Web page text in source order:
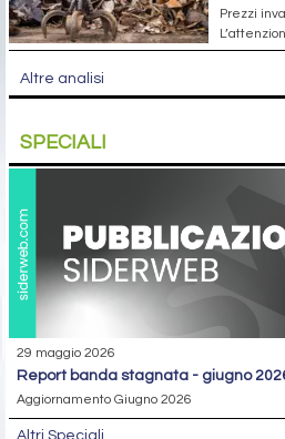
Prezzi
Altre analisi
SPECIALI
29 maggio 2026
report banda stagnata - giugno
Aggiornamento Giugno 2026
Altri Speciali